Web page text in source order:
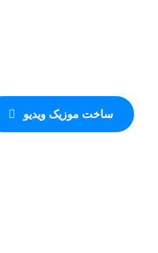
ساخت موزیک ویدیو